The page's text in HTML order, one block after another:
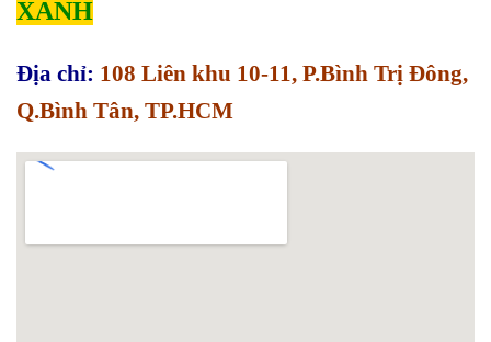
XANH
Địa chỉ: 108 Liên khu 10-11, P.Bình Trị Đông,
Q.Bình Tân, TP.HCM